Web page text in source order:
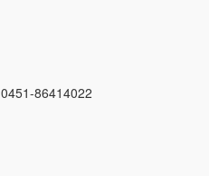
0451-86414022